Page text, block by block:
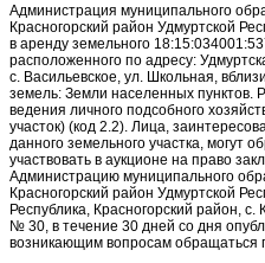
Администрация муниципального
Красногорский район Удмуртской
в аренду земельного
расположенного по адресу:
с. Васильевское, ул. Школьная,
земель: Земли населенных пунктов.
ведения личного подсобного
участок) (код 2.2). Лица,
данного земельного участка, могут
участвовать в аукционе на право
Администрацию муниципального
Красногорский район Удмуртской
Республика, Красногорский район,
№ 30, в течение 30 дней со дня
возникающим вопросам обращаться